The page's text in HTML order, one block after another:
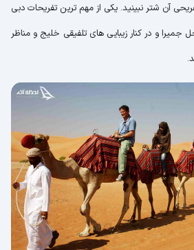
آن شتر نبینید. یکی از مهم ترین تفریحات دبی
و در کنار زیبایی های تلفیقی خلیج و مناظر